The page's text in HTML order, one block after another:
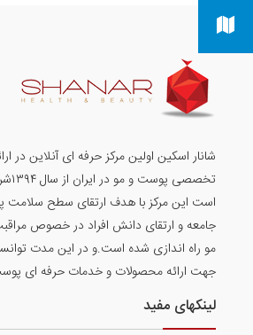
شانار اسکین اولین مرکز حرفه ای آنلاین در
است این مرکز با هدف ارتقای سطح سلامت
جامعه و ارتقای دانش افراد در خصوص
مو راه اندازی شده است.و در این مدت
جهت ارائه محصولات و خدمات حرفه ای
لینکهای مفید